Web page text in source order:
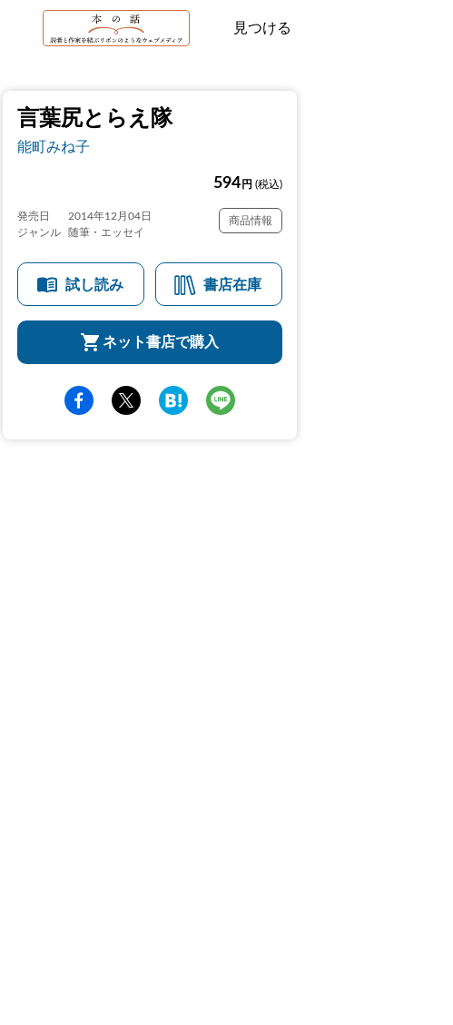
見つける
言葉尻とらえ隊
能町みね子
594 円 (税込)
発売日
2014年12月04日
ジャンル
随筆・エッセイ
商品情報
試し読み 書店在庫
ネット書店で購入